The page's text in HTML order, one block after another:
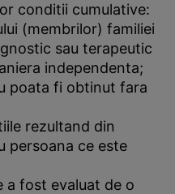
conditii cumulative:
(membrilor) familiei
sau terapeutic
independenta;
poata fi obtinut fara
rezultand din
persoana ce este
a fost evaluat de o